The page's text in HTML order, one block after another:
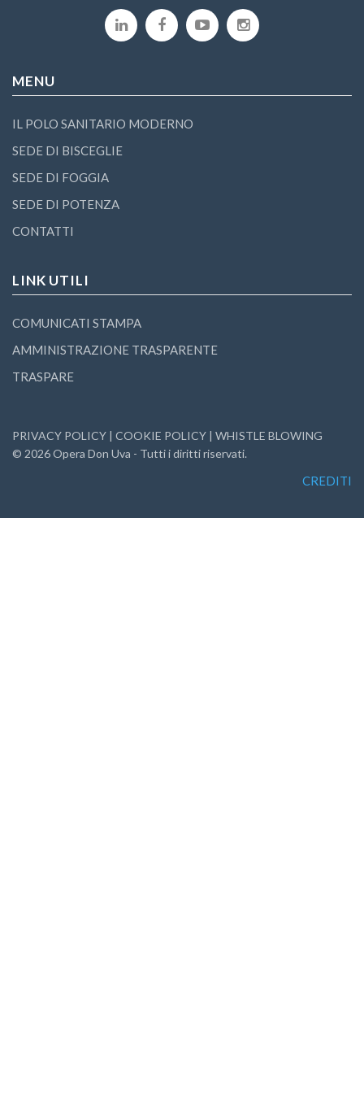
MENU
IL POLO SANITARIO MODERNO
SEDE DI BISCEGLIE
SEDE DI FOGGIA
SEDE DI POTENZA
CONTATTI
LINK UTILI
COMUNICATI STAMPA
AMMINISTRAZIONE TRASPARENTE
TRASPARE
PRIVACY POLICY | COOKIE POLICY | WHISTLE BLOWING
© 2026Opera Don Uva - Tutti i diritti riservati.
CREDITI